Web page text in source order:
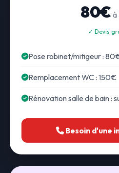
80€ à
✓ Devis
Pose robinet/mitigeur :
Remplacement WC : 150€
Rénovation salle de bain :
Besoin d'une